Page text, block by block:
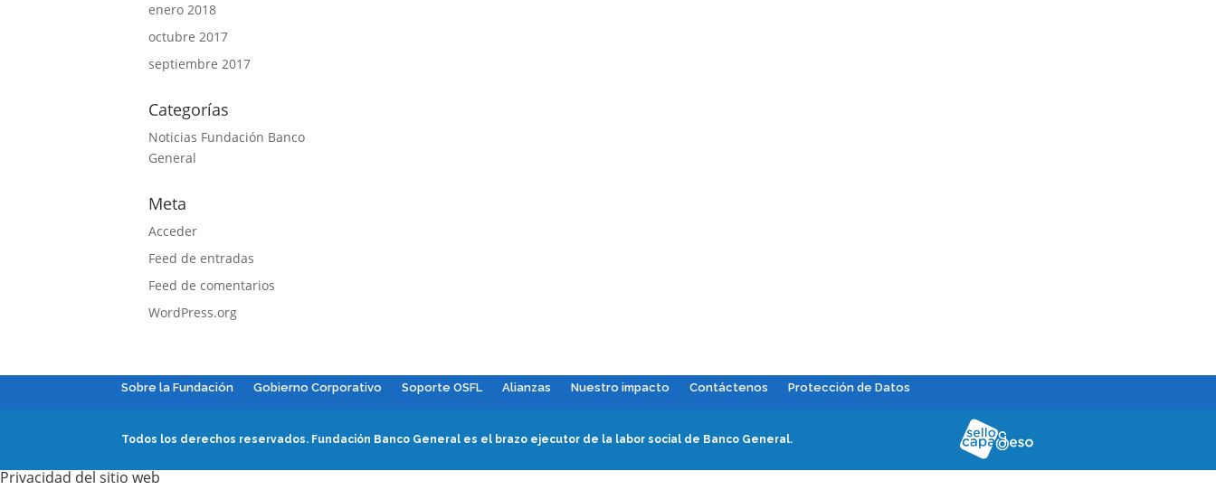
enero 2018
octubre 2017
septiembre 2017
Categorías
Noticias Fundación Banco
General
Meta
Acceder
Feed de entradas
Feed de comentarios
WordPress.org
Sobre la Fundación Gobierno Corporativo Soporte OSFL Alianzas Nuestro impacto Contáctenos Protección de Datos
Todos los derechos reservados. Fundación Banco General es el brazo ejecutor de la labor social de Banco General.
Privacidad del sitio web